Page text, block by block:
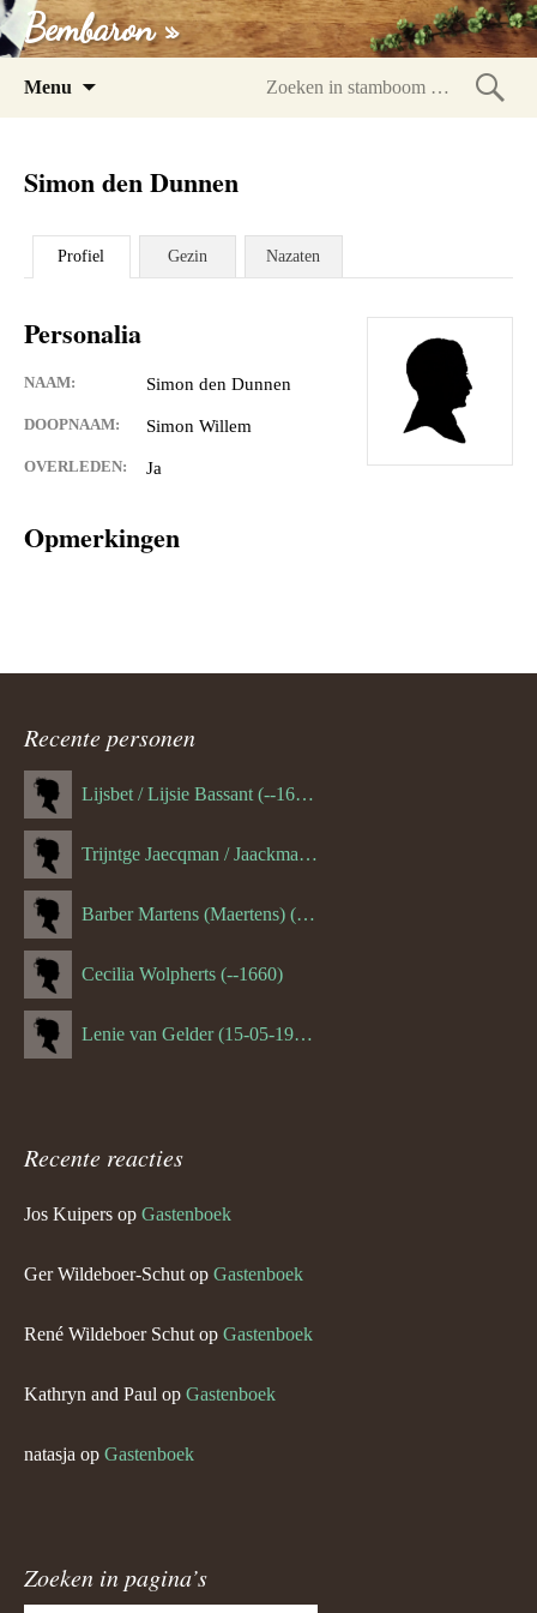
Bembaron »
Menu
Simon den Dunnen
Profiel Gezin Nazaten
Personalia
NAAM: Simon den Dunnen
DOOPNAAM: Simon Willem
OVERLEDEN: Ja
Opmerkingen
Recente personen
Lijsbet / Lijsie Bassant (--1687)
Trijntge Jaecqman / Jaackman (--1651)
Barber Martens (Maertens) (--1658)
Cecilia Wolpherts (--1660)
Lenie van Gelder (15-05-1970)
Recente reacties
Jos Kuipers op Gastenboek
Ger Wildeboer-Schut op Gastenboek
René Wildeboer Schut op Gastenboek
Kathryn and Paul op Gastenboek
natasja op Gastenboek
Zoeken in pagina’s